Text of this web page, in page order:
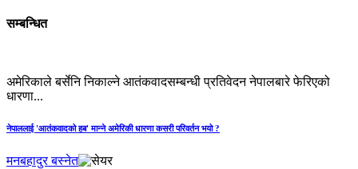
सम्बन्धित
अमेरिकाले बर्सेनि निकाल्ने आतंकवादसम्बन्धी प्रतिवेदन नेपालबारे फेरिएको
धारणा...
नेपाललाई 'आतंकवादको हब' मान्‍ने अमेरिकी धारणा कसरी परिवर्तन भयो ?
मनबहादुर बस्नेत